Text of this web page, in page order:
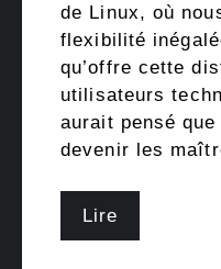
de Linux, où
flexibilité
qu’offre cette
utilisateurs
aurait pensé
devenir les
Lire